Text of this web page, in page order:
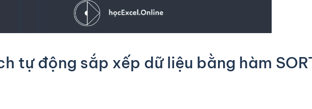
tự động sắp xếp dữ liệu bằng hàm